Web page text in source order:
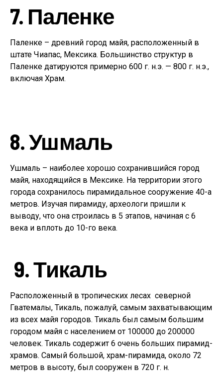
7. Паленке
Паленке – древний город майя, расположенный в
штате Чиапас, Мексика. Большинство структур в
Паленке датируются примерно 600 г. н.э. — 800 г. н.э.,
включая Храм.
8. Ушмаль
Ушмаль – наиболее хорошо сохранившийся город
майя, находящийся в Мексике. На территории этого
города сохранилось пирамидальное сооружение 40-а
метров. Изучая пирамиду, археологи пришли к
выводу, что она строилась в 5 этапов, начиная с 6
века и вплоть до 10-го века.
9. Тикаль
Расположенный в тропических лесах северной
Гватемалы, Тикаль, пожалуй, самым захватывающим
из всех майя городов. Тикаль был самым большим
городом майя с населением от 100000 до 200000
человек. Тикаль содержит 6 очень больших пирамид-
храмов. Самый большой, храм-пирамида, около 72
метров в высоту, был сооружен в 720 г. н.